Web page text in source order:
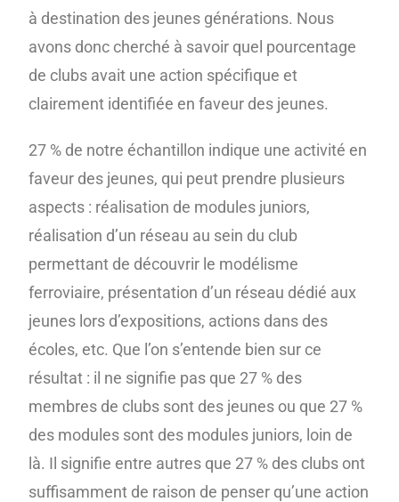
à destination des jeunes générations. Nous
avons donc cherché à savoir quel pourcentage
de clubs avait une action spécifique et
clairement identifiée en faveur des jeunes.
27 % de notre échantillon indique une activité en
faveur des jeunes, qui peut prendre plusieurs
aspects : réalisation de modules juniors,
réalisation d’un réseau au sein du club
permettant de découvrir le modélisme
ferroviaire, présentation d’un réseau dédié aux
jeunes lors d’expositions, actions dans des
écoles, etc. Que l’on s’entende bien sur ce
résultat : il ne signifie pas que 27 % des
membres de clubs sont des jeunes ou que 27 %
des modules sont des modules juniors, loin de
là. Il signifie entre autres que 27 % des clubs ont
suffisamment de raison de penser qu’une action